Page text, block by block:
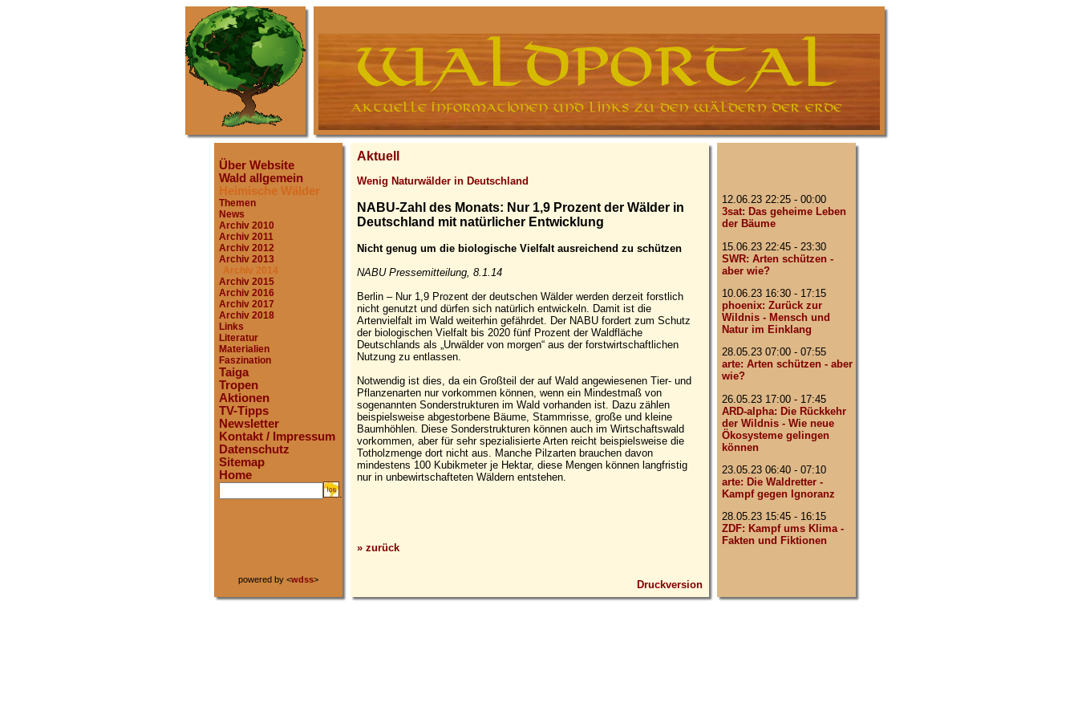
Über Website
Wald allgemein
Heimische Wälder
Themen
News
Archiv 2010
Archiv 2011
Archiv 2012
Archiv 2013
Archiv 2014
Archiv 2015
Archiv 2016
Archiv 2017
Archiv 2018
Links
Literatur
Materialien
Faszination
Taiga
Tropen
Aktionen
TV-Tipps
Newsletter
Kontakt / Impressum
Datenschutz
Sitemap
Home
.
powered by <wdss>
Aktuell
Wenig Naturwälder in Deutschland
NABU-Zahl des Monats: Nur 1,9 Prozent der Wälder in
Deutschland mit natürlicher Entwicklung
Nicht genug um die biologische Vielfalt ausreichend zu schützen
NABU Pressemitteilung, 8.1.14
Berlin – Nur 1,9 Prozent der deutschen Wälder werden derzeit forstlich
nicht genutzt und dürfen sich natürlich entwickeln. Damit ist die
Artenvielfalt im Wald weiterhin gefährdet. Der NABU fordert zum Schutz
der biologischen Vielfalt bis 2020 fünf Prozent der Waldfläche
Deutschlands als „Urwälder von morgen“ aus der forstwirtschaftlichen
Nutzung zu entlassen.
Notwendig ist dies, da ein Großteil der auf Wald angewiesenen Tier- und
Pflanzenarten nur vorkommen können, wenn ein Mindestmaß von
sogenannten Sonderstrukturen im Wald vorhanden ist. Dazu zählen
beispielsweise abgestorbene Bäume, Stammrisse, große und kleine
Baumhöhlen. Diese Sonderstrukturen können auch im Wirtschaftswald
vorkommen, aber für sehr spezialisierte Arten reicht beispielsweise die
Totholzmenge dort nicht aus. Manche Pilzarten brauchen davon
mindestens 100 Kubikmeter je Hektar, diese Mengen können langfristig
nur in unbewirtschafteten Wäldern entstehen.
» zurück
Druckversion
12.06.23 22:25 - 00:00
3sat: Das geheime Leben
der Bäume
15.06.23 22:45 - 23:30
SWR: Arten schützen -
aber wie?
10.06.23 16:30 - 17:15
phoenix: Zurück zur
Wildnis - Mensch und
Natur im Einklang
28.05.23 07:00 - 07:55
arte: Arten schützen - aber
wie?
26.05.23 17:00 - 17:45
ARD-alpha: Die Rückkehr
der Wildnis - Wie neue
Ökosysteme gelingen
können
23.05.23 06:40 - 07:10
arte: Die Waldretter -
Kampf gegen Ignoranz
28.05.23 15:45 - 16:15
ZDF: Kampf ums Klima -
Fakten und Fiktionen